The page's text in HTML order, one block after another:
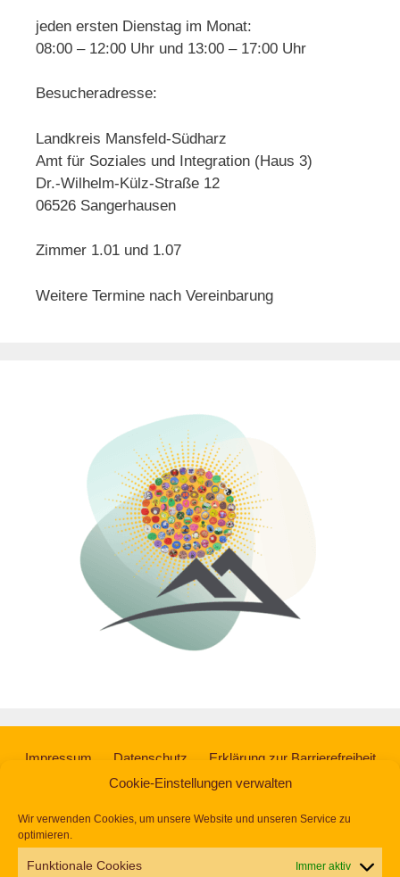
Cookie-Einstellungen verwalten
Wir verwenden Cookies, um unsere Website und unseren Service zu
optimieren.
Funktionale Cookies Immer aktiv
jeden ersten Dienstag im Monat:
08:00 – 12:00 Uhr und 13:00 – 17:00 Uhr
Besucheradresse:
Landkreis Mansfeld-Südharz
Amt für Soziales und Integration (Haus 3)
Dr.-Wilhelm-Külz-Straße 12
06526 Sangerhausen
Zimmer 1.01 und 1.07
Weitere Termine nach Vereinbarung
Impressum Datenschutz Erklärung zur Barrierefreiheit